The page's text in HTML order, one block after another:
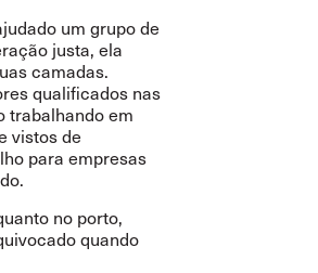
um grupo de
justa, ela
camadas.
qualificados nas
trabalhando em
vistos de
para empresas
no porto,
quando